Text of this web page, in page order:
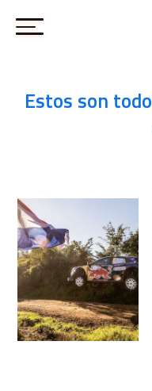
Estos son